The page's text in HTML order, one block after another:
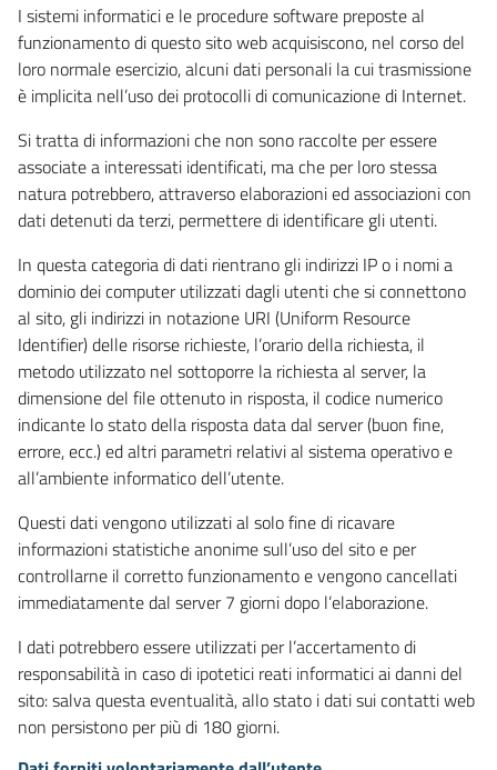
I sistemi informatici e le procedure software preposte al
funzionamento di questo sito web acquisiscono, nel corso del
loro normale esercizio, alcuni dati personali la cui trasmissione
è implicita nell’uso dei protocolli di comunicazione di Internet.
Si tratta di informazioni che non sono raccolte per essere
associate a interessati identificati, ma che per loro stessa
natura potrebbero, attraverso elaborazioni ed associazioni con
dati detenuti da terzi, permettere di identificare gli utenti.
In questa categoria di dati rientrano gli indirizzi IP o i nomi a
dominio dei computer utilizzati dagli utenti che si connettono
al sito, gli indirizzi in notazione URI (Uniform Resource
Identifier) delle risorse richieste, l’orario della richiesta, il
metodo utilizzato nel sottoporre la richiesta al server, la
dimensione del file ottenuto in risposta, il codice numerico
indicante lo stato della risposta data dal server (buon fine,
errore, ecc.) ed altri parametri relativi al sistema operativo e
all’ambiente informatico dell’utente.
Questi dati vengono utilizzati al solo fine di ricavare
informazioni statistiche anonime sull’uso del sito e per
controllarne il corretto funzionamento e vengono cancellati
immediatamente dal server 7 giorni dopo l’elaborazione.
I dati potrebbero essere utilizzati per l’accertamento di
responsabilità in caso di ipotetici reati informatici ai danni del
sito: salva questa eventualità, allo stato i dati sui contatti web
non persistono per più di 180 giorni.